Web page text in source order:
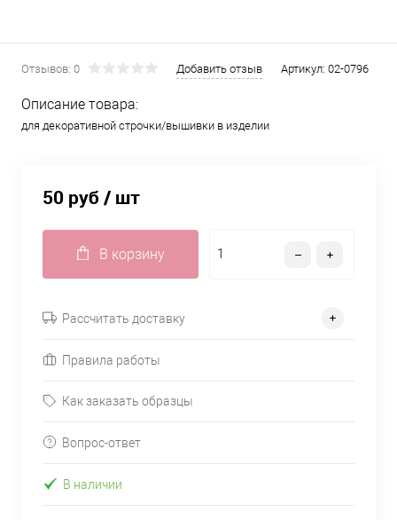
Отзывов: 0 Добавить отзыв Артикул: 02-0796
Описание товара:
для декоративной строчки/вышивки в изделии
50 руб/ шт
В корзину
Рассчитать доставку
Правила работы
Как заказать образцы
Вопрос-ответ
В наличии